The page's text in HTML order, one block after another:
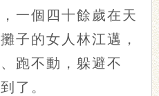
一個四十餘歲在天
子的女人林江邁，
跑不動，躲避不
了。